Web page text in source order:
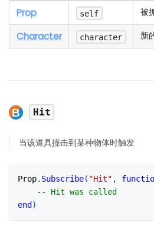
Prop
self 被
Character character 新
Hit
当该道具撞击到某种物体时触发
Prop. Subscribe( "Hit" ,
-- Hit was called
end )